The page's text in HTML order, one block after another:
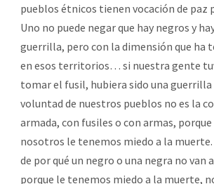
pueblos étnicos tienen vocación de paz
Uno no puede negar que hay negros y
guerrilla, pero con la dimensión que ha
en esos territorios… si nuestra gente
tomar el fusil, hubiera sido una guerrilla
voluntad de nuestros pueblos no es la
armada, con fusiles o con armas,
nosotros le tenemos miedo a la
de por qué un negro o una negra no van
porque le tenemos miedo a la muerte,